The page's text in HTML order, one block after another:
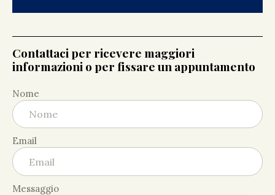
Contattaci per ricevere maggiori
informazioni o per fissare un appuntamento
Nome
Email
Messaggio